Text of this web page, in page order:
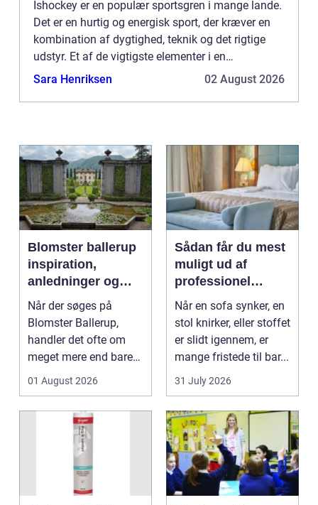
Ishockey er en populær sportsgren i mange lande.
Det er en hurtig og energisk sport, der kræver en
kombination af dygtighed, teknik og det rigtige
udstyr. Et af de vigtigste elementer i en
ishockeyspillers udstyr er ishockeyskøjter...
Sara Henriksen 02 August 2026
Blomster ballerup
inspiration,
anledninger og
lokale muligheder
Når der søges på
Blomster Ballerup,
handler det ofte om
meget mere end bare
en hurtig buket.
01 August 2026
Sådan får du mest
muligt ud af
professionel
møbelpolstring
Når en sofa synker, en
stol knirker, eller stoffet
er slidt igennem, er
mange fristede til bar...
31 July 2026